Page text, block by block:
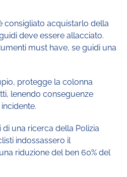
consigliato acquistarlo della
deve essere allacciato.
must have, se guidi una
protegge la colonna
lenendo conseguenze
una ricerca della Polizia
indossassero il
riduzione del ben 60% del